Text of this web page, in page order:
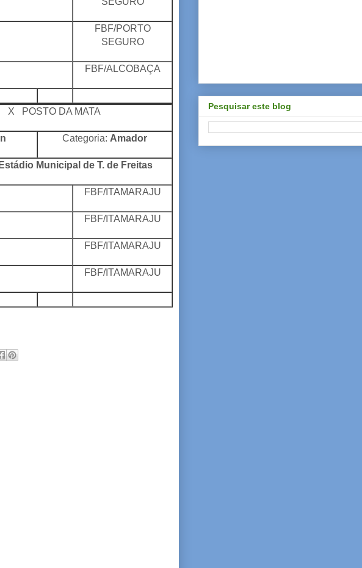
FBF/PORTO
SEGURO
FBF/ALCOBAÇA
DA MATA
Categoria: Amador
Estádio Municipal de T. de Freitas
FBF/ITAMARAJU
FBF/ITAMARAJU
FBF/ITAMARAJU
FBF/ITAMARAJU
Pesquisar este blog